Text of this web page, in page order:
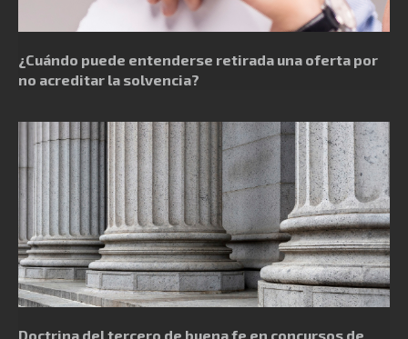
¿Cuándo puede entenderse retirada una oferta por
no acreditar la solvencia?
Doctrina del tercero de buena fe en concursos de